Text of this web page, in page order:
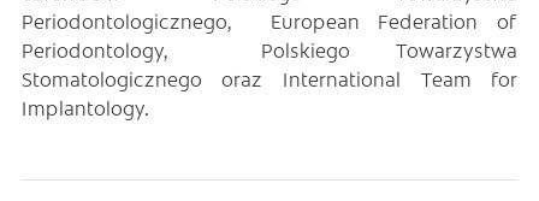
Periodontologicznego, European Federation of
Periodontology, Polskiego Towarzystwa
Stomatologicznego oraz International Team for
Implantology.